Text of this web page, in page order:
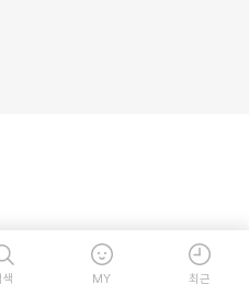
색 MY 최근